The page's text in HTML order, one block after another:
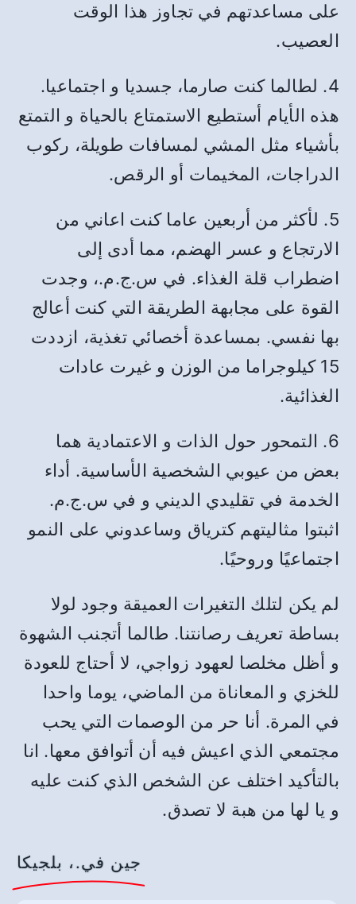
على مساعدتهم في تجاوز هذا الوقت
العصيب.
4. لطالما كنت صارما، جسديا و اجتماعيا.
هذه الأيام أستطيع الاستمتاع بالحياة و التمتع
بأشياء مثل المشي لمسافات طويلة، ركوب
الدراجات، المخيمات أو الرقص.
5. لأكثر من أربعين عاما كنت اعاني من
الارتجاع و عسر الهضم، مما أدى إلى
اضطراب قلة الغذاء. في س.ج.م.، وجدت
القوة على مجابهة الطريقة التي كنت أعالج
بها نفسي. بمساعدة أخصائي تغذية، ازددت
15 كيلوجراما من الوزن و غيرت عادات
الغذائية.
6. التمحور حول الذات و الاعتمادية هما
بعض من عيوبي الشخصية الأساسية. أداء
الخدمة في تقليدي الديني و في س.ج.م.
اثبتوا مثاليتهم كترياق وساعدوني على النمو
اجتماعيًا وروحيًا.
لم يكن لتلك التغيرات العميقة وجود لولا
بساطة تعريف رصانتنا. طالما أتجنب الشهوة
و أظل مخلصا لعهود زواجي، لا أحتاج للعودة
للخزي و المعاناة من الماضي، يوما واحدا
في المرة. أنا حر من الوصمات التي يحب
مجتمعي الذي اعيش فيه أن أتوافق معها. انا
بالتأكيد اختلف عن الشخص الذي كنت عليه
و يا لها من هبة لا تصدق.
جين في.، بلجيكا